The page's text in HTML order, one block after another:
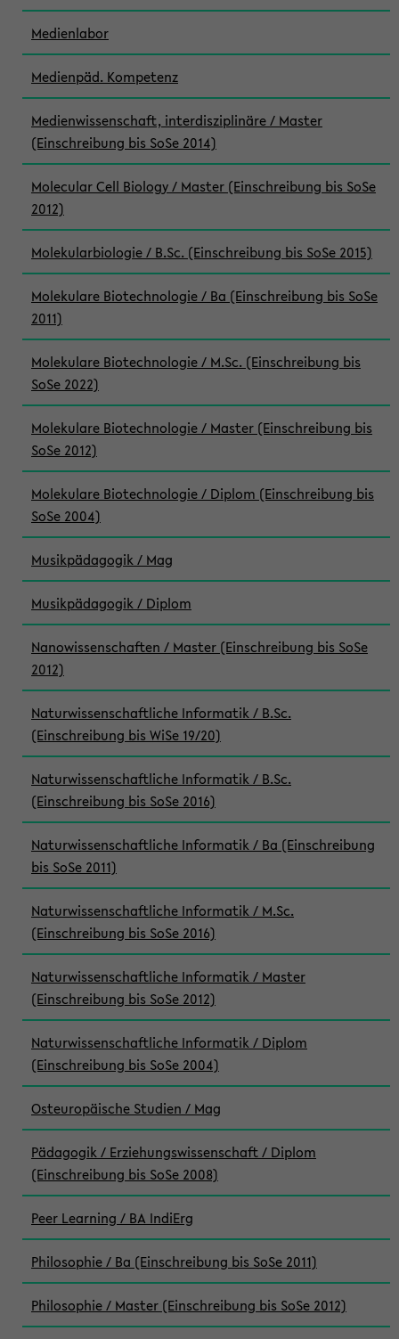
Medienlabor
Medienpäd. Kompetenz
Medienwissenschaft, interdisziplinäre / Master
(Einschreibung bis SoSe 2014)
Molecular Cell Biology / Master (Einschreibung bis SoSe
2012)
Molekularbiologie / B.Sc. (Einschreibung bis SoSe 2015)
Molekulare Biotechnologie / Ba (Einschreibung bis SoSe
2011)
Molekulare Biotechnologie / M.Sc. (Einschreibung bis
SoSe 2022)
Molekulare Biotechnologie / Master (Einschreibung bis
SoSe 2012)
Molekulare Biotechnologie / Diplom (Einschreibung bis
SoSe 2004)
Musikpädagogik / Mag
Musikpädagogik / Diplom
Nanowissenschaften / Master (Einschreibung bis SoSe
2012)
Naturwissenschaftliche Informatik / B.Sc.
(Einschreibung bis WiSe 19/20)
Naturwissenschaftliche Informatik / B.Sc.
(Einschreibung bis SoSe 2016)
Naturwissenschaftliche Informatik / Ba (Einschreibung
bis SoSe 2011)
Naturwissenschaftliche Informatik / M.Sc.
(Einschreibung bis SoSe 2016)
Naturwissenschaftliche Informatik / Master
(Einschreibung bis SoSe 2012)
Naturwissenschaftliche Informatik / Diplom
(Einschreibung bis SoSe 2004)
Osteuropäische Studien / Mag
Pädagogik / Erziehungswissenschaft / Diplom
(Einschreibung bis SoSe 2008)
Peer Learning / BA IndiErg
Philosophie / Ba (Einschreibung bis SoSe 2011)
Philosophie / Master (Einschreibung bis SoSe 2012)